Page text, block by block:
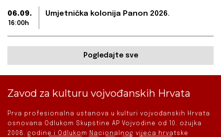
06.09.
16:00h
Umjetnička kolonija Panon 2026.
Pogledajte sve
Zavod za kulturu vojvođanskih Hrvata
Prva profesionalna ustanova u kulturi vojvođanskih Hrvata
osnovana Odlukom Skupštine AP Vojvodine od 10. ožujka
2008. godine i Odlukom Nacionalnog vijeća hrvatske